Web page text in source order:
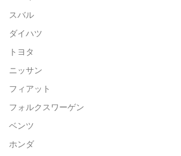
スバル
ダイハツ
トヨタ
ニッサン
フィアット
フォルクスワーゲン
ベンツ
ホンダ